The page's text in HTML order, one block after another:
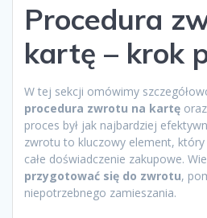
Procedura
kartę – krok
W tej sekcji omówimy
procedura zwrotu na kartę
proces był jak najbardziej
zwrotu to kluczowy element, który
całe doświadczenie zakupowe.
przygotować się do zwrotu,
niepotrzebnego zamieszania.